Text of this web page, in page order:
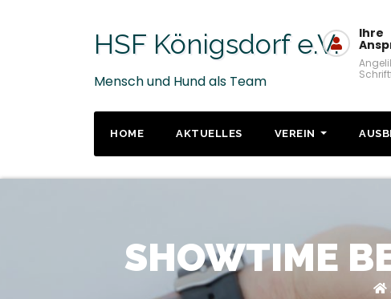
HSF Königsdorf e.V.
Mensch und Hund als Team
Ihre
HOME AKTUELLES VEREIN
SHOWTIME